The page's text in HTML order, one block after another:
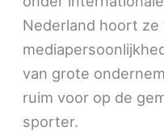
Nederland hoort
van grote
ruim voor op de
sporter.